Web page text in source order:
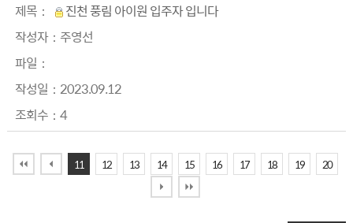
진천 풍림 아이원 입주자 입니다
주영선
2023.09.12
4
11 12 13 14 15 16 17 18 19 20